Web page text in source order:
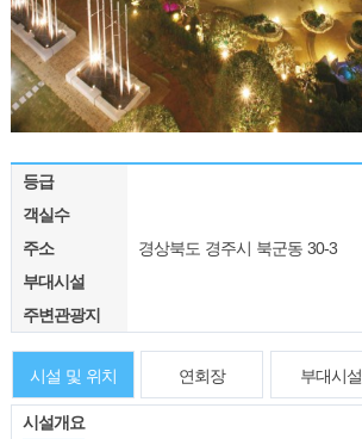
등급
객실수
주소
경상북도 경주시 북군동 30-3
부대시설
주변관광지
시설 및 위치 연회장 부대시설
시설개요